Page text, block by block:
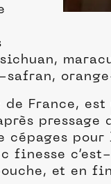
France,
cépages
et en